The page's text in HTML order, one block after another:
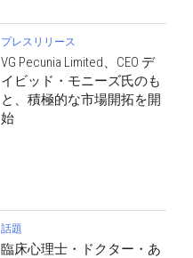
プレスリリース
VG Pecunia Limited、CEO デ
イビッド・モニーズ氏のも
と、積極的な市場開拓を開
始
話題
臨床心理士・ドクター・あ